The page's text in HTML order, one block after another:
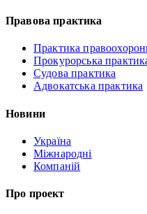
Правова практика
Практика
Прокурорська
Судова практика
Адвокатська практика
Новини
Україна
Міжнародні
Компаній
Про проект